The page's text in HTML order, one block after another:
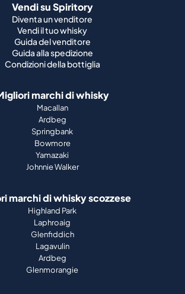
Vendi su Spiritory
Diventa un venditore
Vendi il tuo whisky
Guida del venditore
Guida alla spedizione
Condizioni della bottiglia
marchi di whisky
Macallan
Ardbeg
Springbank
Bowmore
Yamazaki
Johnnie Walker
marchi di whisky scozzese
Highland Park
Laphroaig
Glenfiddich
Lagavulin
Ardbeg
Glenmorangie